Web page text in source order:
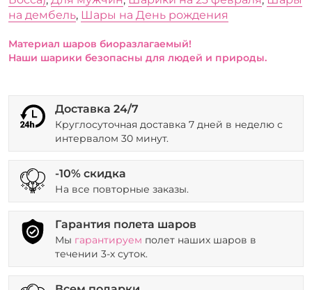
на дембель, Шары на День рождения
Материал шаров биоразлагаемый!
Наши шарики безопасны для людей и природы.
Доставка 24/7
Круглосуточная доставка 7 дней в неделю с
интервалом 30 минут.
-10% скидка
На все повторные заказы.
Гарантия полета шаров
Мы гарантируем полет наших шаров в
течении 3-х суток.